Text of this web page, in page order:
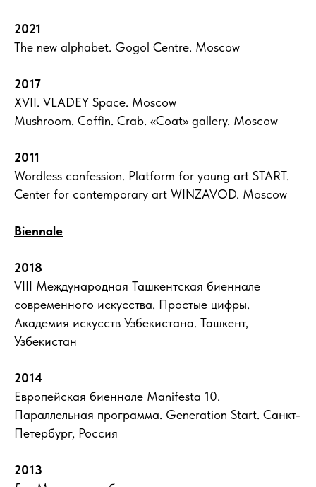
2021
The new alphabet. Gogol Centre. Moscow
2017
XVII. VLADEY Space. Moscow
Mushroom. Coffin. Crab. «Coat» gallery. Moscow
2011
Wordless confession. Platform for young art START.
Center for contemporary art WINZAVOD. Moscow
Biennale
2018
VIII Международная Ташкентская биеннале
современного искусства. Простые цифры.
Академия искусств Узбекистана. Ташкент,
Узбекистан
2014
Европейская биеннале Manifesta 10.
Параллельная программа. Generation Start. Санкт-
Петербург, Россия
2013